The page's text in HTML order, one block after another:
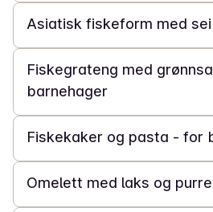
Asiatisk fiskeform med
1 t 30 min
Fiskegrateng med
barnehager
30 min
Fiskekaker og pasta - for
30 min
Omelett med laks og
30 min